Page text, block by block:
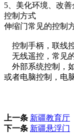
5、美化环境、改善
控制方式
伸缩门常见的控制
控制手柄，联线
无线遥控，常见
外部系统控制，
或者电脑控制，电
上一条 新疆教育厅
下一条 新疆悬浮门